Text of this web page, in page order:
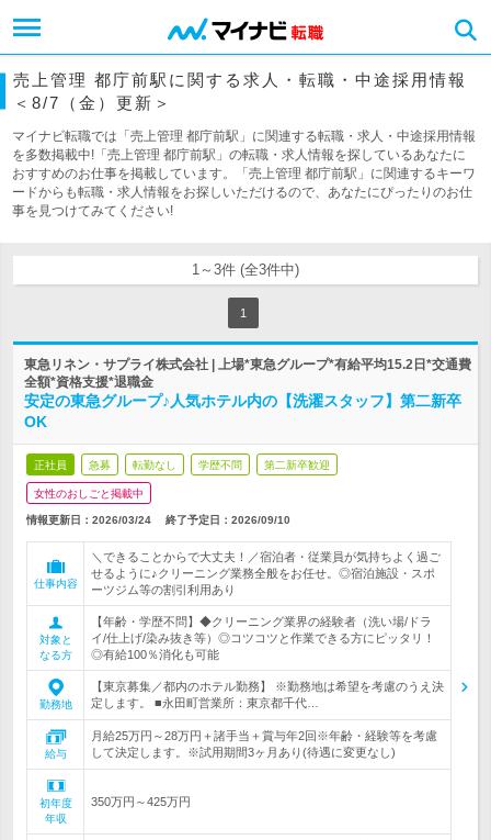
売上管理 都庁前駅に関する求人・転職・中途採用情報
＜8/7（金）更新＞
マイナビ転職では「売上管理 都庁前駅」に関連する転職・求人・中途採用情報
を多数掲載中!「売上管理 都庁前駅」の転職・求人情報を探しているあなたに
おすすめのお仕事を掲載しています。「売上管理 都庁前駅」に関連するキーワ
ードからも転職・求人情報をお探しいただけるので、あなたにぴったりのお仕
事を見つけてみてください!
1～3件 (全3件中)
1
東急リネン・サプライ株式会社 | 上場*東急グループ*有給平均15.2日*交通費
全額*資格支援*退職金
安定の東急グループ♪人気ホテル内の【洗濯スタッフ】第二新卒
OK
正社員 急募 転勤なし 学歴不問 第二新卒歓迎
女性のおしごと掲載中
情報更新日：2026/03/24 終了予定日： 2026/09/10
仕事内容
＼できることからで大丈夫！／宿泊者・従業員が気持ちよく過ご
せるように♪クリーニング業務全般をお任せ。◎宿泊施設・スポ
ーツジム等の割引利用あり
対象と
なる方
【年齢・学歴不問】◆クリーニング業界の経験者（洗い場/ドラ
イ/仕上げ/染み抜き等）◎コツコツと作業できる方にピッタリ！
◎有給100％消化も可能
勤務地
【東京募集／都内のホテル勤務】 ※勤務地は希望を考慮のうえ決
定します。 ■永田町営業所：東京都千代…
給与
月給25万円～28万円＋諸手当＋賞与年2回※年齢・経験等を考慮
して決定します。※試用期間3ヶ月あり(待遇に変更なし)
初年度
年収
350万円～425万円